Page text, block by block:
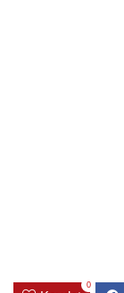
0